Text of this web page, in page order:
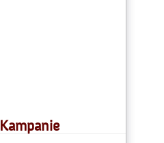
Kampanie